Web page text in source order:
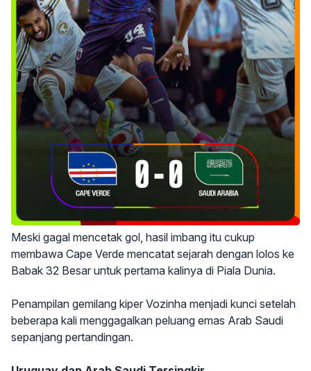
Meski gagal mencetak gol, hasil imbang itu cukup
membawa Cape Verde mencatat sejarah dengan lolos ke
Babak 32 Besar untuk pertama kalinya di Piala Dunia.
Penampilan gemilang kiper Vozinha menjadi kunci setelah
beberapa kali menggagalkan peluang emas Arab Saudi
sepanjang pertandingan.